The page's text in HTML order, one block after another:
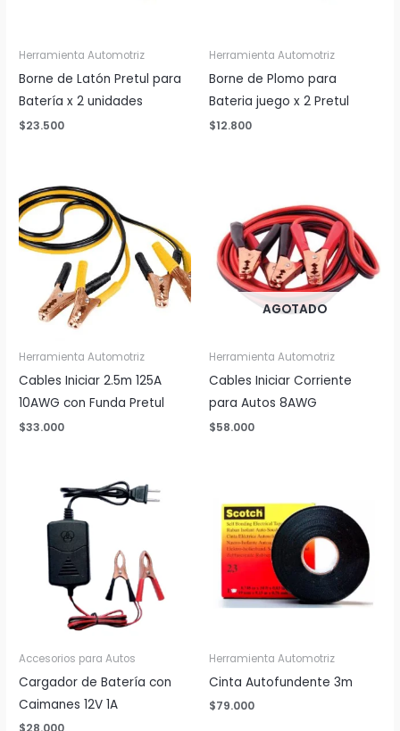
Herramienta Automotriz
Borne de Latón Pretul para
Batería x 2 unidades
$23.500
Herramienta Automotriz
Borne de Plomo para
Bateria juego x 2 Pretul
$12.800
Herramienta Automotriz
Cables Iniciar 2.5m 125A
10AWG con Funda Pretul
$33.000
AGOTADO
Herramienta Automotriz
Cables Iniciar Corriente
para Autos 8AWG
$58.000
Accesorios para Autos
Cargador de Batería con
Caimanes 12V 1A
Herramienta Automotriz
Cinta Autofundente 3m
$79.000